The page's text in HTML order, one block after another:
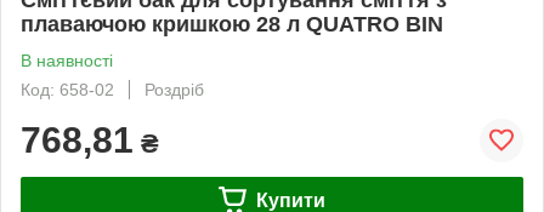
плаваючою кришкою 28 л QUATRO BIN
В наявності
Код: 658-02
Роздріб
768,81 ₴
Купити